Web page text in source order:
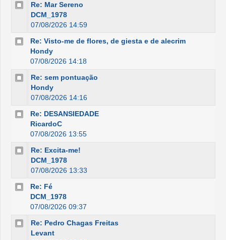
Re: Mar Sereno
DCM_1978
07/08/2026 14:59
Re: Visto-me de flores, de giesta e de alecrim
Hondy
07/08/2026 14:18
Re: sem pontuação
Hondy
07/08/2026 14:16
Re: DESANSIEDADE
RicardoC
07/08/2026 13:55
Re: Excita-me!
DCM_1978
07/08/2026 13:33
Re: Fé
DCM_1978
07/08/2026 09:37
Re: Pedro Chagas Freitas
Levant